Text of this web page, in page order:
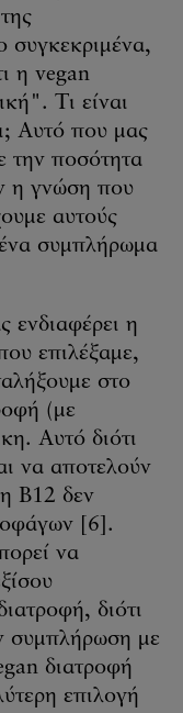
συγκεκριμένα,
η vegan
Τι είναι
Αυτό που μας
την ποσότητα
η γνώση που
αυτούς
συμπλήρωμα
ενδιαφέρει η
επιλέξαμε,
στο
(με
Αυτό διότι
να αποτελούν
B12 δεν
[6].
να
διότι
συμπλήρωση με
διατροφή
επιλογή